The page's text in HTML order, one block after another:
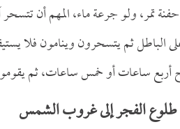
تمر، ولو جرعة ماء، المهم أن تتسحر
الباطل ثم يتسحرون وينامون فلا
أربع ساعات أو خمس ساعات، ثم
الفجر إلى غروب الشمس